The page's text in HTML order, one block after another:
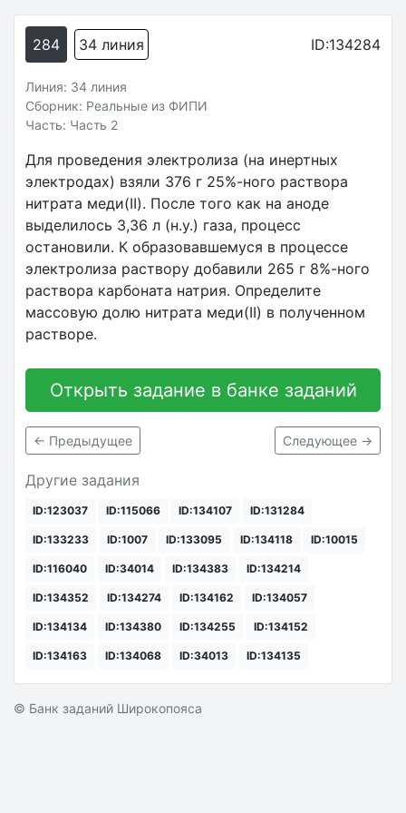
284 34 линия ID:134284
Линия: 34 линия
Сборник: Реальные из ФИПИ
Часть: Часть 2
Для проведения электролиза (на инертных
электродах) взяли 376 г 25%-ного раствора
нитрата меди(II). После того как на аноде
выделилось 3,36 л (н.у.) газа, процесс
остановили. К образовавшемуся в процессе
электролиза раствору добавили 265 г 8%-ного
раствора карбоната натрия. Определите
массовую долю нитрата меди(II) в полученном
растворе.
Открыть задание в банке заданий
← Предыдущее Следующее →
Другие задания
ID:123037 ID:115066 ID:134107 ID:131284
ID:133233 ID:1007 ID:133095 ID:134118 ID:10015
ID:116040 ID:34014 ID:134383 ID:134214
ID:134352 ID:134274 ID:134162 ID:134057
ID:134134 ID:134380 ID:134255 ID:134152
ID:134163 ID:134068 ID:34013 ID:134135
© Банк заданий Широкопояса